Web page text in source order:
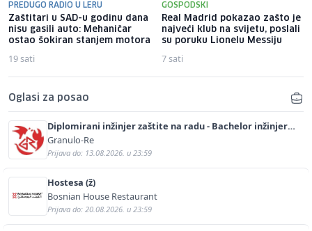
PREDUGO RADIO U LERU
Zaštitari u SAD-u godinu dana
nisu gasili auto: Mehaničar
ostao šokiran stanjem motora
19 sati
GOSPODSKI
Real Madrid pokazao zašto je
najveći klub na svijetu, poslali
su poruku Lionelu Messiju
7 sati
Oglasi za posao
Diplomirani inžinjer zaštite na radu - Bachelor inžinjer
sigurnosti i pomoći (m/ž)
Granulo-Re
Prijava do: 13.08.2026. u 23:59
Hostesa (ž)
Bosnian House Restaurant
Prijava do: 20.08.2026. u 23:59